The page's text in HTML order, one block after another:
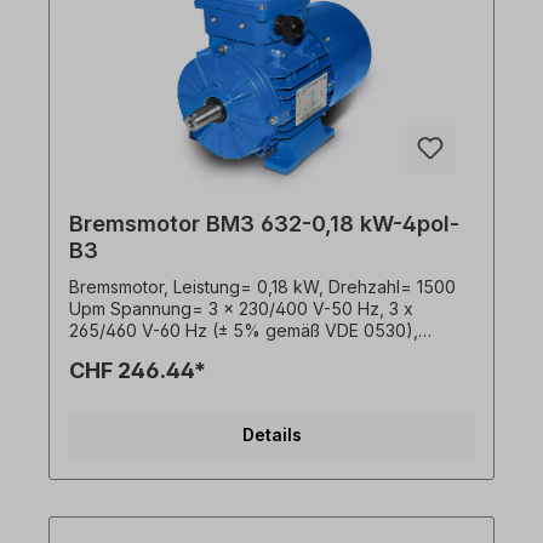
Bremsmotor BM3 632-0,18 kW-4pol-
B3
Bremsmotor, Leistung= 0,18 kW, Drehzahl= 1500
Upm Spannung= 3 x 230/400 V-50 Hz, 3 x
265/460 V-60 Hz (± 5% gemäß VDE 0530),
B3, Welle= 11 x 23 mm, Effizienzklasse= IE3,
50/60 Hertz, Schutzart= IP55, Bremse= 4 Nm
(drehbar), Gehäuse= Aluminiumdruckguss,
CHF 246.44*
Details